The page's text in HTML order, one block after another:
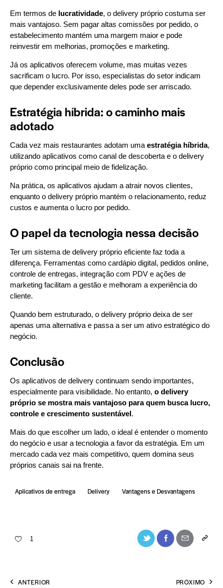
Em termos de lucratividade, o delivery próprio costuma ser
mais vantajoso. Sem pagar altas comissões por pedido, o
estabelecimento mantém uma margem maior e pode
reinvestir em melhorias, promoções e marketing.
Já os aplicativos oferecem volume, mas muitas vezes
sacrificam o lucro. Por isso, especialistas do setor indicam
que depender exclusivamente deles pode ser arriscado.
Estratégia híbrida: o caminho mais
adotado
Cada vez mais restaurantes adotam uma estratégia híbrida,
utilizando aplicativos como canal de descoberta e o delivery
próprio como principal meio de fidelização.
Na prática, os aplicativos ajudam a atrair novos clientes,
enquanto o delivery próprio mantém o relacionamento, reduz
custos e aumenta o lucro por pedido.
O papel da tecnologia nessa decisão
Ter um sistema de delivery próprio eficiente faz toda a
diferença. Ferramentas como cardápio digital, pedidos online,
controle de entregas, integração com PDV e ações de
marketing facilitam a gestão e melhoram a experiência do
cliente.
Quando bem estruturado, o delivery próprio deixa de ser
apenas uma alternativa e passa a ser um ativo estratégico do
negócio.
Conclusão
Os aplicativos de delivery continuam sendo importantes,
especialmente para visibilidade. No entanto, o delivery
próprio se mostra mais vantajoso para quem busca lucro,
controle e crescimento sustentável.
Mais do que escolher um lado, o ideal é entender o momento
do negócio e usar a tecnologia a favor da estratégia. Em um
mercado cada vez mais competitivo, quem domina seus
próprios canais sai na frente.
Aplicativos de entrega Delivery Vantagens e Desvantagens
1
ANTERIOR PRÓXIMO